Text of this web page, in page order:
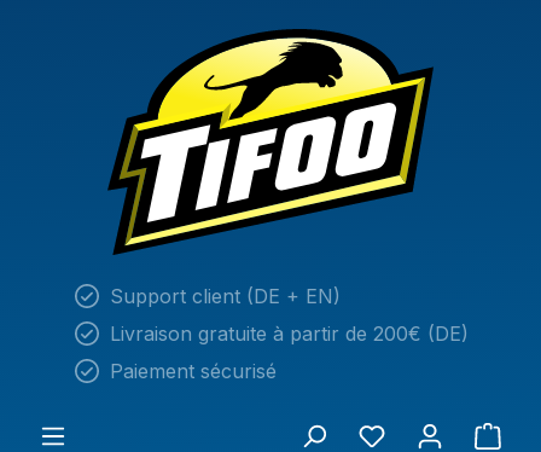
Support client (DE + EN)
Livraison gratuite à partir de 200€ (DE)
Paiement sécurisé